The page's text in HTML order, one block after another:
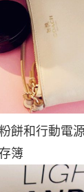
餅和行動電
簿